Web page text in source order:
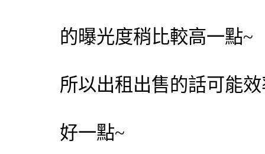
的曝光度稍比較高一點~
所以出租出售的話可能
好一點~